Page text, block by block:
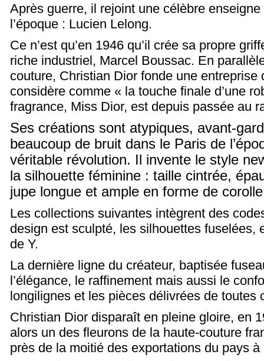
Après guerre, il rejoint une célèbre
l’époque : Lucien Lelong.
Ce n’est qu’en 1946 qu’il crée sa propre
riche industriel, Marcel Boussac. En
couture, Christian Dior fonde une entreprise
considère comme « la touche finale d’une
fragrance, Miss Dior, est depuis passée au
Ses créations sont atypiques, avant-
beaucoup de bruit dans le Paris de
véritable révolution. Il invente le style
la silhouette féminine : taille cintrée,
jupe longue et ample en forme de
Les collections suivantes intègrent des
design est sculpté, les silhouettes fuselées,
de Y.
La dernière ligne du créateur, baptisée
l’élégance, le raffinement mais aussi le
longilignes et les pièces délivrées de toutes
Christian Dior disparaît en pleine gloire, en
alors un des fleurons de la haute-couture
près de la moitié des exportations du pays à